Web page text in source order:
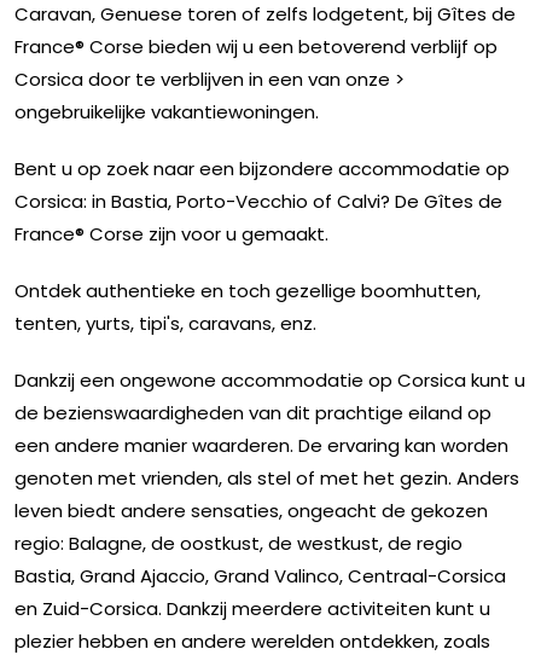
Caravan, Genuese toren of zelfs lodgetent, bij Gîtes de
France® Corse bieden wij u een betoverend verblijf op
Corsica door te verblijven in een van onze >
ongebruikelijke vakantiewoningen.
Bent u op zoek naar een bijzondere accommodatie op
Corsica: in Bastia, Porto-Vecchio of Calvi? De Gîtes de
France® Corse zijn voor u gemaakt.
Ontdek authentieke en toch gezellige boomhutten,
tenten, yurts, tipi's, caravans, enz.
Dankzij een ongewone accommodatie op Corsica kunt u
de bezienswaardigheden van dit prachtige eiland op
een andere manier waarderen. De ervaring kan worden
genoten met vrienden, als stel of met het gezin. Anders
leven biedt andere sensaties, ongeacht de gekozen
regio: Balagne, de oostkust, de westkust, de regio
Bastia, Grand Ajaccio, Grand Valinco, Centraal-Corsica
en Zuid-Corsica. Dankzij meerdere activiteiten kunt u
plezier hebben en andere werelden ontdekken, zoals